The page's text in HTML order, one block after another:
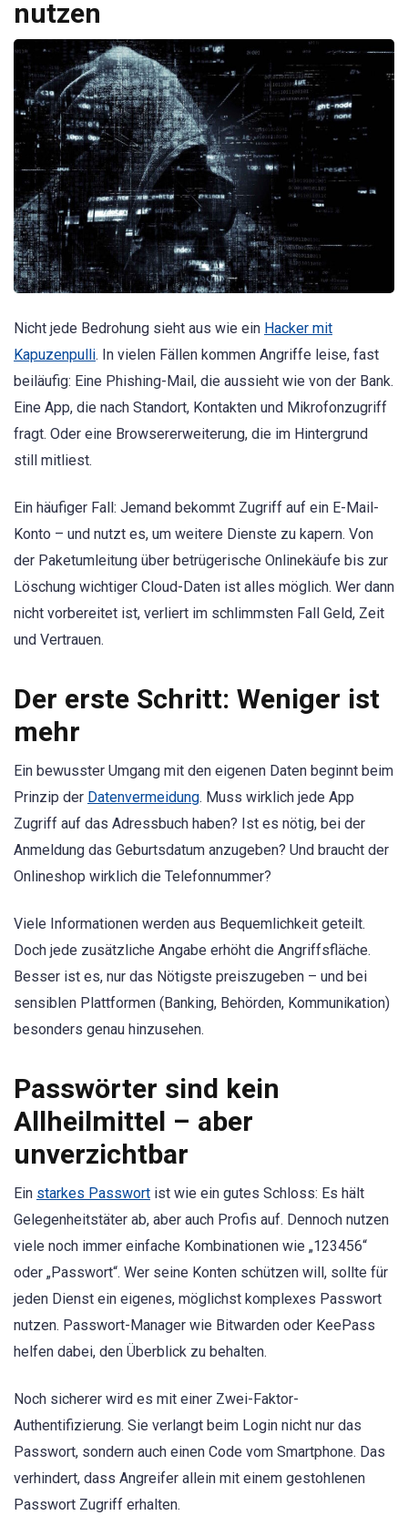
nutzen
Nicht jede Bedrohung sieht aus wie ein Hacker mit
Kapuzenpulli. In vielen Fällen kommen Angriffe leise, fast
beiläufig: Eine Phishing-Mail, die aussieht wie von der Bank.
Eine App, die nach Standort, Kontakten und Mikrofonzugriff
fragt. Oder eine Browsererweiterung, die im Hintergrund
still mitliest.
Ein häufiger Fall: Jemand bekommt Zugriff auf ein E-Mail-
Konto – und nutzt es, um weitere Dienste zu kapern. Von
der Paketumleitung über betrügerische Onlinekäufe bis zur
Löschung wichtiger Cloud-Daten ist alles möglich. Wer dann
nicht vorbereitet ist, verliert im schlimmsten Fall Geld, Zeit
und Vertrauen.
Der erste Schritt: Weniger ist
mehr
Ein bewusster Umgang mit den eigenen Daten beginnt beim
Prinzip der Datenvermeidung. Muss wirklich jede App
Zugriff auf das Adressbuch haben? Ist es nötig, bei der
Anmeldung das Geburtsdatum anzugeben? Und braucht der
Onlineshop wirklich die Telefonnummer?
Viele Informationen werden aus Bequemlichkeit geteilt.
Doch jede zusätzliche Angabe erhöht die Angriffsfläche.
Besser ist es, nur das Nötigste preiszugeben – und bei
sensiblen Plattformen (Banking, Behörden, Kommunikation)
besonders genau hinzusehen.
Passwörter sind kein
Allheilmittel – aber
unverzichtbar
Ein starkes Passwort ist wie ein gutes Schloss: Es hält
Gelegenheitstäter ab, aber auch Profis auf. Dennoch nutzen
viele noch immer einfache Kombinationen wie „123456“
oder „Passwort“. Wer seine Konten schützen will, sollte für
jeden Dienst ein eigenes, möglichst komplexes Passwort
nutzen. Passwort-Manager wie Bitwarden oder KeePass
helfen dabei, den Überblick zu behalten.
Noch sicherer wird es mit einer Zwei-Faktor-
Authentifizierung. Sie verlangt beim Login nicht nur das
Passwort, sondern auch einen Code vom Smartphone. Das
verhindert, dass Angreifer allein mit einem gestohlenen
Passwort Zugriff erhalten.